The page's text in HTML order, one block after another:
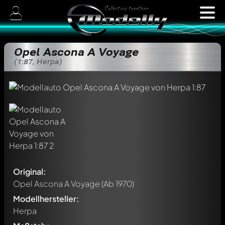
Opel Ascona A Voyage
(1:87, Herpa)
Original:
Opel Ascona A Voyage(Ab 1970)
Modellhersteller:
Herpa